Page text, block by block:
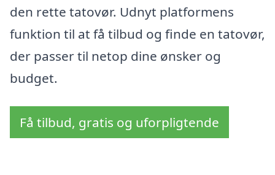
den rette tatovør. Udnyt platformens
funktion til at få tilbud og finde en tatovør,
der passer til netop dine ønsker og
budget.
Få tilbud, gratis og uforpligtende